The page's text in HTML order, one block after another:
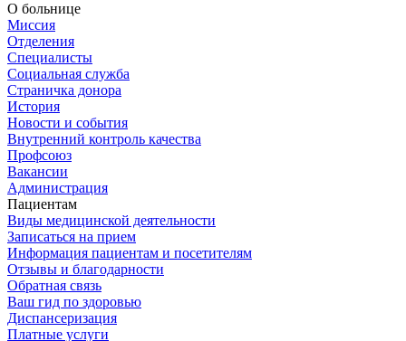
О больнице
Миссия
Отделения
Специалисты
Социальная служба
Страничка донора
История
Новости и события
Внутренний контроль качества
Профсоюз
Вакансии
Администрация
Пациентам
Виды медицинской деятельности
Записаться на прием
Информация пациентам и посетителям
Отзывы и благодарности
Обратная связь
Ваш гид по здоровью
Диспансеризация
Платные услуги